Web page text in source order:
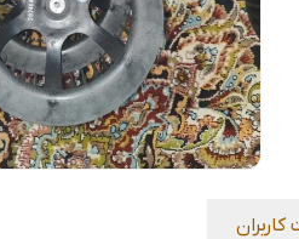
کاربران